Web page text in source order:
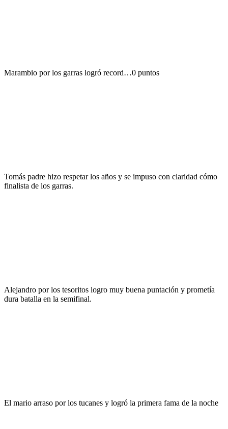
Marambio por los garras logró record…0 puntos
Tomás padre hizo respetar los años y se impuso con claridad cómo
finalista de los garras.
Alejandro por los tesoritos logro muy buena puntación y prometía
dura batalla en la semifinal.
El mario arraso por los tucanes y logró la primera fama de la noche